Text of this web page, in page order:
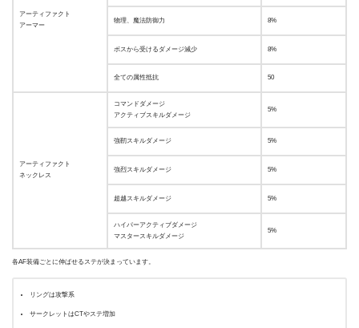
アーティファクト
アーマー
物理、魔法防御力 8%
ボスから受けるダメージ減少 8%
全ての属性抵抗 50
アーティファクト
ネックレス
コマンドダメージ
アクティブスキルダメージ
5%
強靭スキルダメージ 5%
強烈スキルダメージ 5%
超越スキルダメージ 5%
ハイパーアクティブダメージ
マスタースキルダメージ
5%
各AF装備ごとに伸ばせるステが決まっています。
リングは攻撃系
サークレットはCTやステ増加